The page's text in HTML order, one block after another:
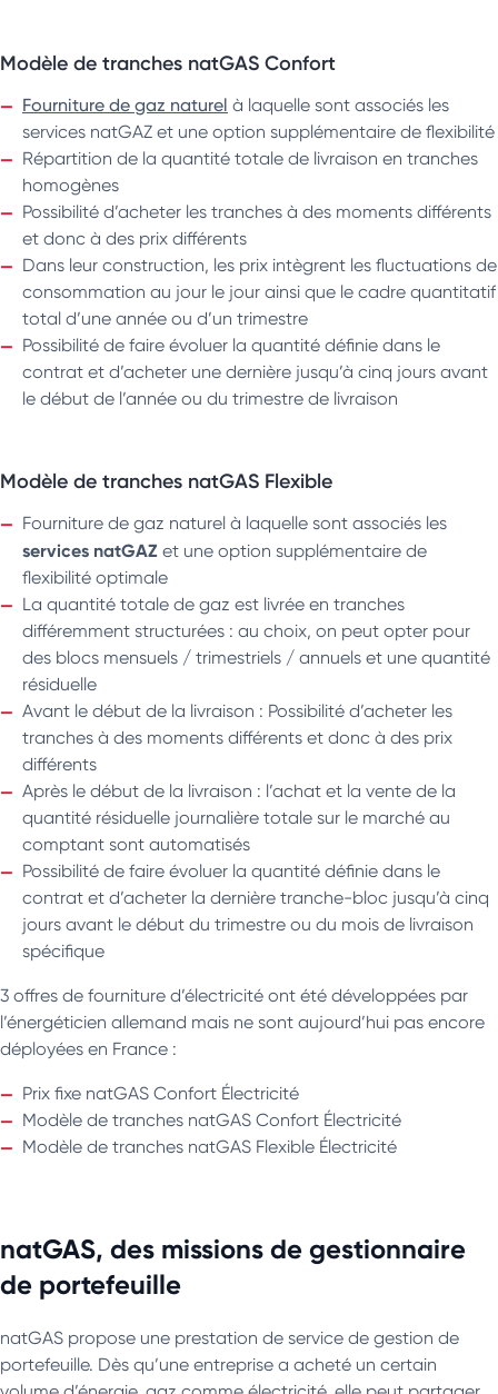
Modèle de tranches natGAS Confort
Fourniture de gaz naturel à laquelle sont associés les
services natGAZ et une option supplémentaire de flexibilité
Répartition de la quantité totale de livraison en tranches
homogènes
Possibilité d’acheter les tranches à des moments différents
et donc à des prix différents
Dans leur construction, les prix intègrent les fluctuations de
consommation au jour le jour ainsi que le cadre quantitatif
total d’une année ou d’un trimestre
Possibilité de faire évoluer la quantité définie dans le
contrat et d’acheter une dernière jusqu’à cinq jours avant
le début de l’année ou du trimestre de livraison
Modèle de tranches natGAS Flexible
Fourniture de gaz naturel à laquelle sont associés les
services natGAZ et une option supplémentaire de
flexibilité optimale
La quantité totale de gaz est livrée en tranches
différemment structurées : au choix, on peut opter pour
des blocs mensuels / trimestriels / annuels et une quantité
résiduelle
Avant le début de la livraison : Possibilité d’acheter les
tranches à des moments différents et donc à des prix
différents
Après le début de la livraison : l’achat et la vente de la
quantité résiduelle journalière totale sur le marché au
comptant sont automatisés
Possibilité de faire évoluer la quantité définie dans le
contrat et d’acheter la dernière tranche-bloc jusqu’à cinq
jours avant le début du trimestre ou du mois de livraison
spécifique
3 offres de fourniture d’électricité ont été développées par
l’énergéticien allemand mais ne sont aujourd’hui pas encore
déployées en France :
Prix fixe natGAS Confort Électricité
Modèle de tranches natGAS Confort Électricité
Modèle de tranches natGAS Flexible Électricité
natGAS, des missions de gestionnaire
de portefeuille
natGAS propose une prestation de service de gestion de
portefeuille. Dès qu’une entreprise a acheté un certain